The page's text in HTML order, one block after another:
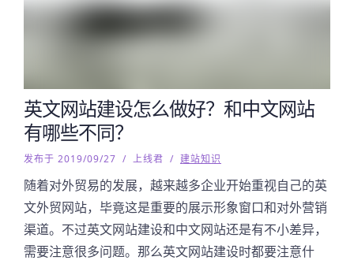
英文网站建设怎么做好？和中文网站
有哪些不同？
发布于 2019/09/27 / 上线君 / 建站知识
随着对外贸易的发展，越来越多企业开始重视自己的英
文外贸网站，毕竟这是重要的展示形象窗口和对外营销
渠道。不过英文网站建设和中文网站还是有不小差异，
需要注意很多问题。那么英文网站建设时都要注意什